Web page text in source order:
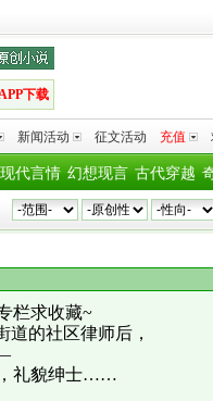
下载
新闻活动 征文活动 充值
古代穿越
幻想现言
现代言情
栏求收藏~
道的社区律师后，
，礼貌绅士……